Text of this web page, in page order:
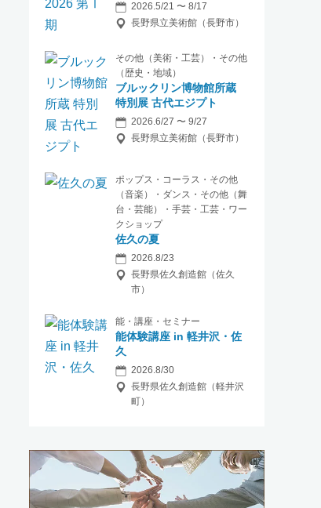
2026.5/21 〜 8/17
長野県立美術館（長野市）
その他（美術・工芸）・その他
（歴史・地域）
ブルックリン博物館所蔵
特別展 古代エジプト
2026.6/27 〜 9/27
長野県立美術館（長野市）
ポップス・コーラス・その他
（音楽）・ダンス・その他（舞
台・芸能）・手芸・工芸・ワー
クショップ
佐久の夏
2026.8/23
長野県佐久創造館（佐久
市）
能・講座・セミナー
能体験講座 in 軽井沢・佐
久
2026.8/30
長野県佐久創造館（軽井沢
町）